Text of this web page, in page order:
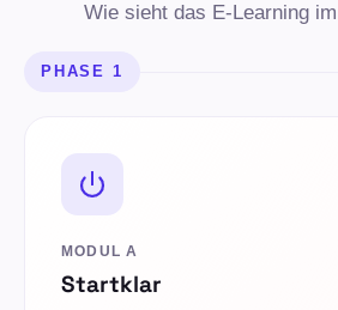
Wie sieht das E-Learning
PHASE 1
MODUL A
Startklar